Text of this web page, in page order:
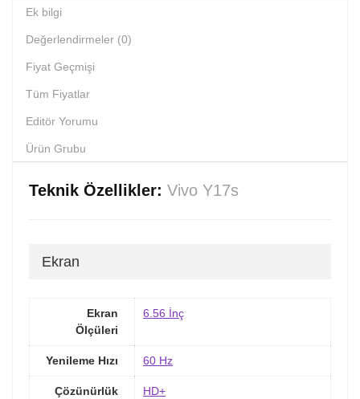
Ek bilgi
Değerlendirmeler (0)
Fiyat Geçmişi
Tüm Fiyatlar
Editör Yorumu
Ürün Grubu
Teknik Özellikler: Vivo Y17s
Ekran
Ekran
Ölçüleri
6.56 İnç
Yenileme Hızı 60 Hz
Çözünürlük
HD+